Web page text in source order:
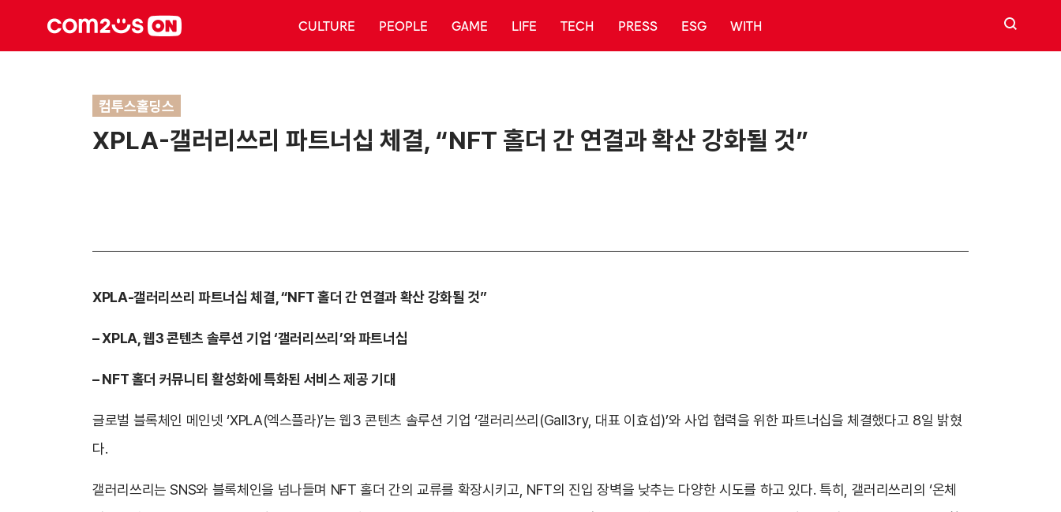
CULTURE PEOPLE GAME LIFE TECH PRESS ESG WITH 검색
컴투스홀딩스
XPLA-갤러리쓰리 파트너십 체결, “NFT 홀더 간 연결과 확산 강화될 것”
XPLA-갤러리쓰리 파트너십 체결, “NFT 홀더 간 연결과 확산 강화될 것”
– XPLA,웹3 콘텐츠 솔루션 기업 ‘갤러리쓰리’와 파트너십
– NFT홀더 커뮤니티 활성화에 특화된 서비스 제공 기대
글로벌 블록체인 메인넷 ‘XPLA(엑스플라)’는 웹3 콘텐츠 솔루션 기업 ‘갤러리쓰리(Gall3ry, 대표 이효섭)’와 사업 협력을 위한 파트너십을 체결했다고 8일 밝혔
다.
갤러리쓰리는 SNS와 블록체인을 넘나들며 NFT 홀더 간의 교류를 확장시키고, NFT의 진입 장벽을 낮추는 다양한 시도를 하고 있다. 특히, 갤러리쓰리의 ‘온체